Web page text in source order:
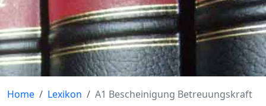
Home Lexikon A1 Bescheinigung Betreuungskraft